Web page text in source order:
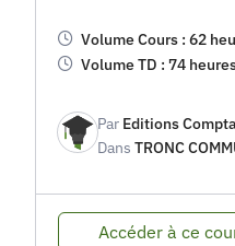
Volume Cours : 62
Volume TD : 74
Par Editions
Dans TRONC
Accéder à ce